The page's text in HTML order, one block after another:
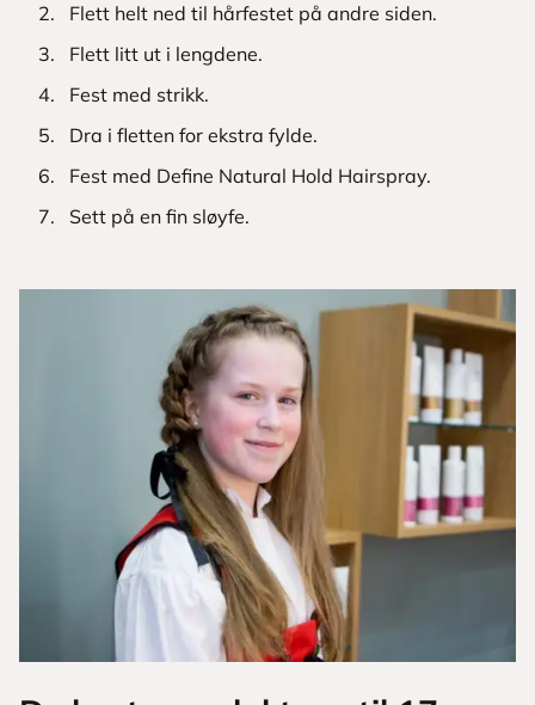
Flett helt ned til hårfestet på andre siden.
Flett litt ut i lengdene.
Fest med strikk.
Dra i fletten for ekstra fylde.
Fest med Define Natural Hold Hairspray.
Sett på en fin sløyfe.